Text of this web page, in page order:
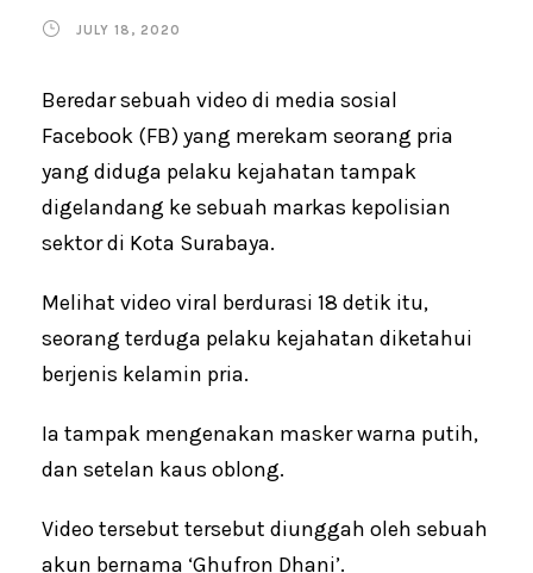
JULY 18, 2020
Beredar sebuah video di media sosial
Facebook (FB) yang merekam seorang pria
yang diduga pelaku kejahatan tampak
digelandang ke sebuah markas kepolisian
sektor di Kota Surabaya.
Melihat video viral berdurasi 18 detik itu,
seorang terduga pelaku kejahatan diketahui
berjenis kelamin pria.
Ia tampak mengenakan masker warna putih,
dan setelan kaus oblong.
Video tersebut tersebut diunggah oleh sebuah
akun bernama ‘Ghufron Dhani’.